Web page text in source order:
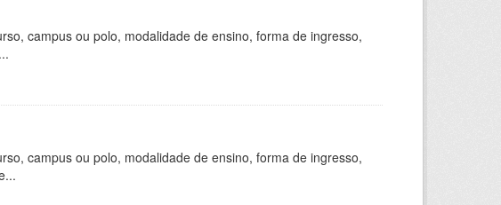
campus ou polo, modalidade de ensino, forma de ingresso,
campus ou polo, modalidade de ensino, forma de ingresso,